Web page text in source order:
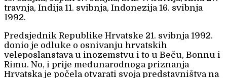
travnja, Indija 11. svibnja, Indonezija 16. svibnja
1992.
Predsjednik Republike Hrvatske 21. svibnja 1992.
donio je odluke o osnivanju hrvatskih
veleposlanstava u inozemstvu i to u Beču, Bonnu i
Rimu. No, i prije međunarodnoga priznanja
Hrvatska je počela otvarati svoja predstavništva na